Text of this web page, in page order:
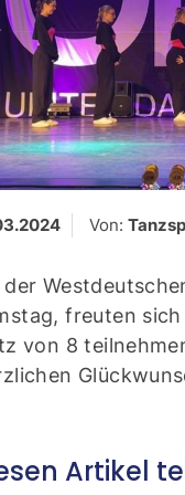
Von:
der
freuten
von 8
Artikel